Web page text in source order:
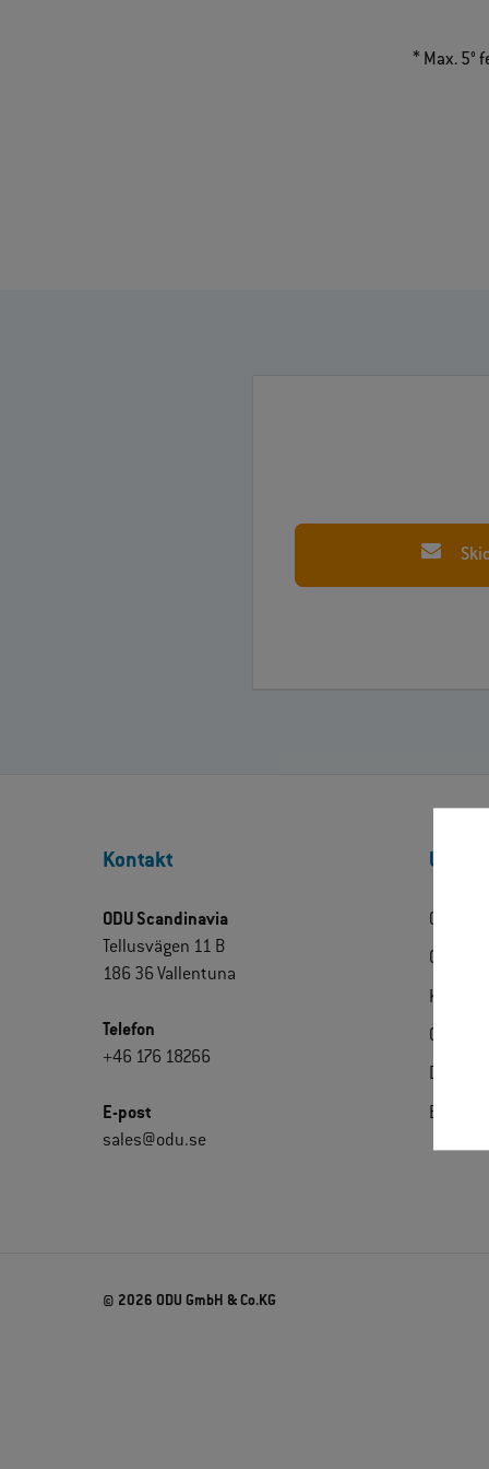
* Max. 5°
Kontakt
ODU Scandinavia
Tellusvägen 11 B
186 36 Vallentuna
Telefon
+46 176 18266
E-post
sales@odu.se
Om ODU
ODU
Kontakt
Certifikat
Extranet
© 2026 ODU GmbH & Co.KG